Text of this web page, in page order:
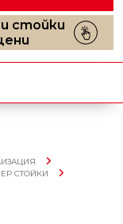
стойки
СТОЙКИ